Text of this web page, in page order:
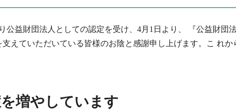
公益財団法人としての認定を受け、4月1日より、 『公益財団
えていただいている皆様のお陰と感謝申し上げます。こ れ
増やしています